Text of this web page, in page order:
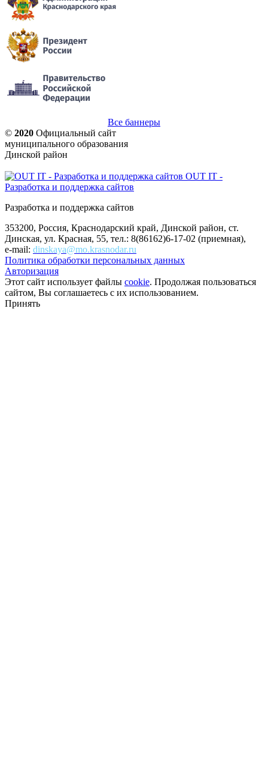
Все баннеры
© 2020 Официальный сайт
муниципального образования
Динской район
OUT IT -
Разработка и поддержка сайтов
Разработка и поддержка сайтов
353200, Россия, Краснодарский край, Динской район, ст.
Динская, ул. Красная, 55, тел.: 8(86162)6-17-02 (приемная),
e-mail: dinskaya@mo.krasnodar.ru
Политика обработки персональных данных
Авторизация
Этот сайт использует файлы cookie. Продолжая пользоваться
сайтом, Вы соглашаетесь с их использованием.
Принять